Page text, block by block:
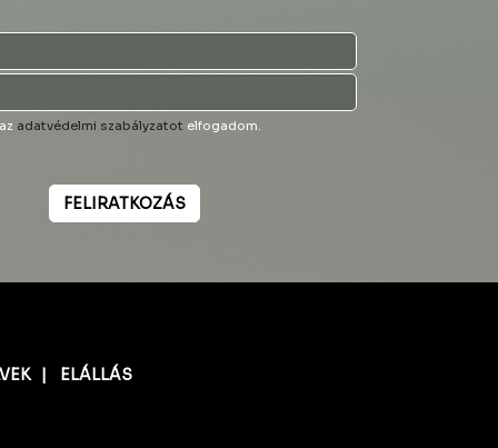
adatvédelmi szabályzatot elfogadom.
FELIRATKOZÁS
| ELÁLLÁS